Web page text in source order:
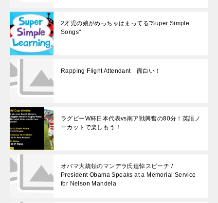
2才児の娘がめっちゃはまってる"Super Simple
Songs"
Rapping Flight Attendant 面白い！
ラグビーW杯日本代表vs南ア戦興奮の80分！英語ノ
ーカットで楽しもう！
オバマ大統領のマンデラ氏追悼スピーチ /
President Obama Speaks at a Memorial Service
for Nelson Mandela